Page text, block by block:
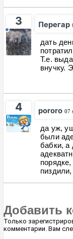
3 Перегар
дать
Т.е.
внучку.
4 pororo 07
да уж,
были
бабки, а
пиздили,
Добавить
Только
комментарии. Вам